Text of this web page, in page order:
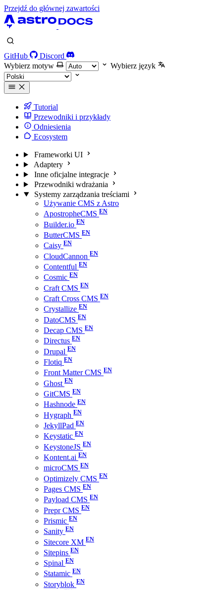
Przejdź do głównej zawartości
GitHub
Discord
Wybierz motyw
Wybierz język
Tutorial
Przewodniki i przykłady
Odniesienia
Ecosystem
Frameworki UI
Adaptery
Inne oficjalne integracje
Przewodniki wdrażania
Systemy zarządzania treściami
Używanie CMS z Astro
ApostropheCMS
Builder.io
ButterCMS
Caisy
CloudCannon
Contentful
Cosmic
Craft CMS
Craft Cross CMS
Crystallize
DatoCMS
Decap CMS
Directus
Drupal
Flotiq
Front Matter CMS
Ghost
GitCMS
Hashnode
Hygraph
JekyllPad
Keystatic
KeystoneJS
Kontent.ai
microCMS
Optimizely CMS
Pages CMS
Payload CMS
Prepr CMS
Prismic
Sanity
Sitecore XM
Sitepins
Spinal
Statamic
Storyblok